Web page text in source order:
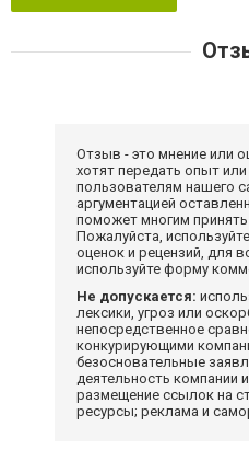
Отзыв - это мнение или
хотят передать опыт
пользователям нашего
аргументацией
поможет многим
Пожалуйста,
оценок и рецензий, для
используйте форму
Не допускается:
лексики, угроз или
непосредственное
конкурирующими
безосновательные
деятельность компании
размещение ссылок на
ресурсы; реклама и